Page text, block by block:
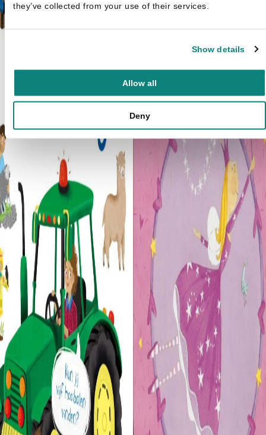
they’ve collected from your use of their services.
Show details
Allow all
Deny